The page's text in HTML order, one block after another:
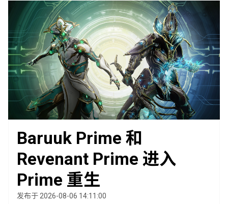
Baruuk Prime 和
Revenant Prime 进入
Prime 重生
发布于 2026-08-06 14:11:00